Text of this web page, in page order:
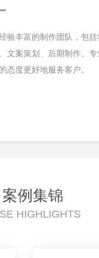
验丰富的制作团队，包
文案策划、后期制作、
态度更好地服务客户。
案例集锦
HIGHLIGHTS